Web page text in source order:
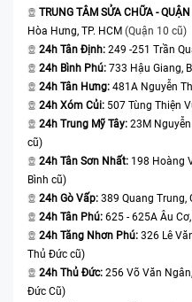
TRUNG TÂM SỬA CHỮA -
Hòa Hưng, TP. HCM (Quận 10 cũ)
24h Tân Định: 249 -251 Trần
24h Bình Phú: 733 Hậu Giang,
24h Tân Hưng: 481A Nguyễn
24h Xóm Củi: 507 Tùng Thiện
24h Trung Mỹ Tây: 23M Nguyễn
cũ)
24h Tân Sơn Nhất: 198 Hoàng
Bình cũ)
24h Gò Vấp: 389 Quang Trung,
24h Tân Phú: 625 - 625A Âu
24h Tăng Nhơn Phú: 326 Lê
Thủ Đức cũ)
24h Thủ Đức: 256 Võ Văn
Đức Cũ)